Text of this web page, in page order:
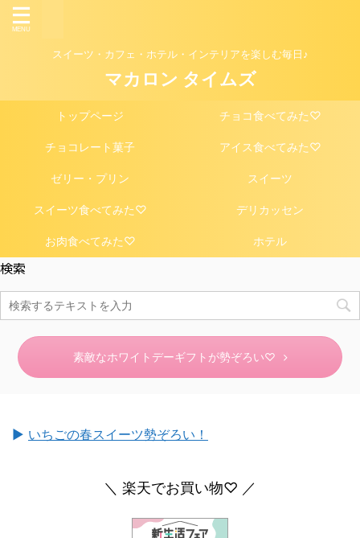
スイーツ・カフェ・ホテル・インテリアを楽しむ毎日♪
マカロン タイムズ
トップページ チョコ食べてみた♡
チョコレート菓子 アイス食べてみた♡
ゼリー・プリン スイーツ
スイーツ食べてみた♡ デリカッセン
お肉食べてみた♡ ホテル
検索
素敵なホワイトデーギフトが勢ぞろい♡
► いちごの春スイーツ勢ぞろい！
＼ 楽天でお買い物♡ ／